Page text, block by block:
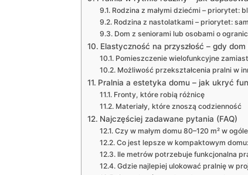
Rodzina z małymi dziećmi – priorytet:
Rodzina z nastolatkami – priorytet:
Dom z seniorami lub osobami o
Elastyczność na przyszłość – gdy
Pomieszczenie wielofunkcyjne
Możliwość przekształcenia pralni w
Pralnia a estetyka domu – jak ukryć
Fronty, które robią różnicę
Materiały, które znoszą codzienność
Najczęściej zadawane pytania (FAQ)
Czy w małym domu 80–120 m² w
Co jest lepsze w kompaktowym
Ile metrów potrzebuje funkcjonalna
Gdzie najlepiej ulokować pralnię w